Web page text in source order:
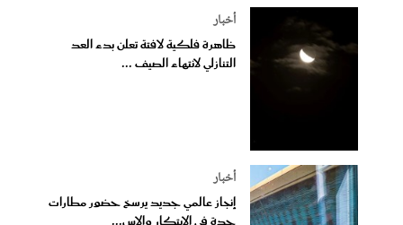
أخبار
ظاهرة فلكية لافتة تعلن بدء العد
التنازلي لانتهاء الصيف ...
أخبار
إنجاز عالمي جديد يرسخ حضور مطارات